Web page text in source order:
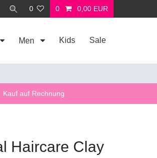
0 0 0,00 EUR
Men Kids Sale
Kauf auf Rechnung
Haircare Clay